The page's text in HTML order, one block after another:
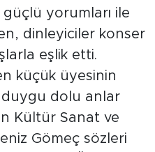
yorumları ile
dinleyiciler konser
eşlik etti.
küçük üyesinin
duygu dolu anlar
Kültür Sanat ve
Gömeç sözleri